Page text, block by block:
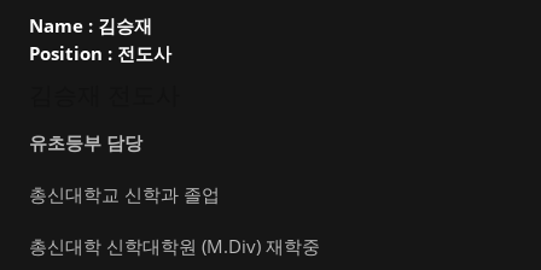
Name : 김승재
Position : 전도사
유초등부 담당
총신대학교 신학과 졸업
총신대학 신학대학원 (M.Div) 재학중